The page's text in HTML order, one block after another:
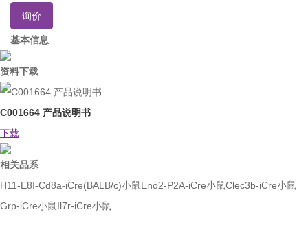
询价
基本信息
资料下载
C001664 产品说明书
下载
相关品系
H11-E8I-Cd8a-iCre(BALB/c)小鼠Eno2-P2A-iCre小鼠Clec3b-iCre小鼠
Grp-iCre小鼠Il7r-iCre小鼠